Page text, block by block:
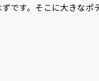
です。そこに大きな